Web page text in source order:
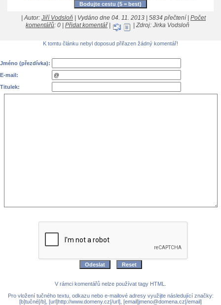
| Autor: Jiří Vodsloň | Vydáno dne 04. 11. 2013 | 5834 přečtení | Počet
komentářů: 0 | Přidat komentář| | Zdroj: Jirka Vodsloň
K tomtu článku nebyl doposud přiřazen žádný komentář!
Jméno (přezdívka):
E-mail:
Titulek:
V rámci komentářů nelze používat tagy HTML.
Pro vložení tučného textu, odkazu nebo e-mailové adresy využijte následující značky:
[b]tučné[/b], [url]http://www.domeny.cz[/url], [email]jmeno@domena.cz[/email]